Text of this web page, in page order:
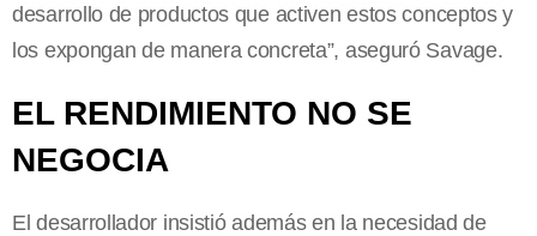
desarrollo de productos que activen estos conceptos y
los expongan de manera concreta”, aseguró Savage.
EL RENDIMIENTO NO SE
NEGOCIA
El desarrollador insistió además en la necesidad de